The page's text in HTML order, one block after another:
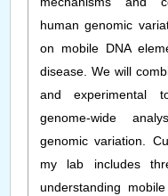
human genomic
on mobile DNA
disease. We will
and experimental
genome-wide
genomic variation.
my lab includes
understanding